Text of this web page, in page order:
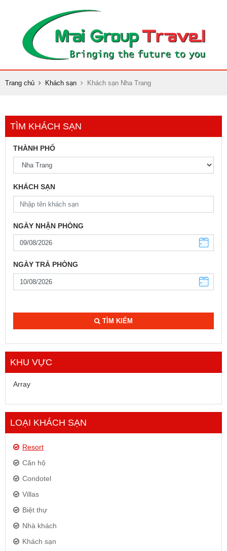
Trang chủ Khách sạn Khách sạn Nha Trang
TÌM KHÁCH SẠN
THÀNH PHỐ
KHÁCH SẠN
NGÀY NHẬN PHÒNG
NGÀY TRẢ PHÒNG
TÌM KIẾM
KHU VỰC
Array
LOẠI KHÁCH SẠN
Resort
Căn hộ
Condotel
Villas
Biệt thự
Nhà khách
Khách sạn